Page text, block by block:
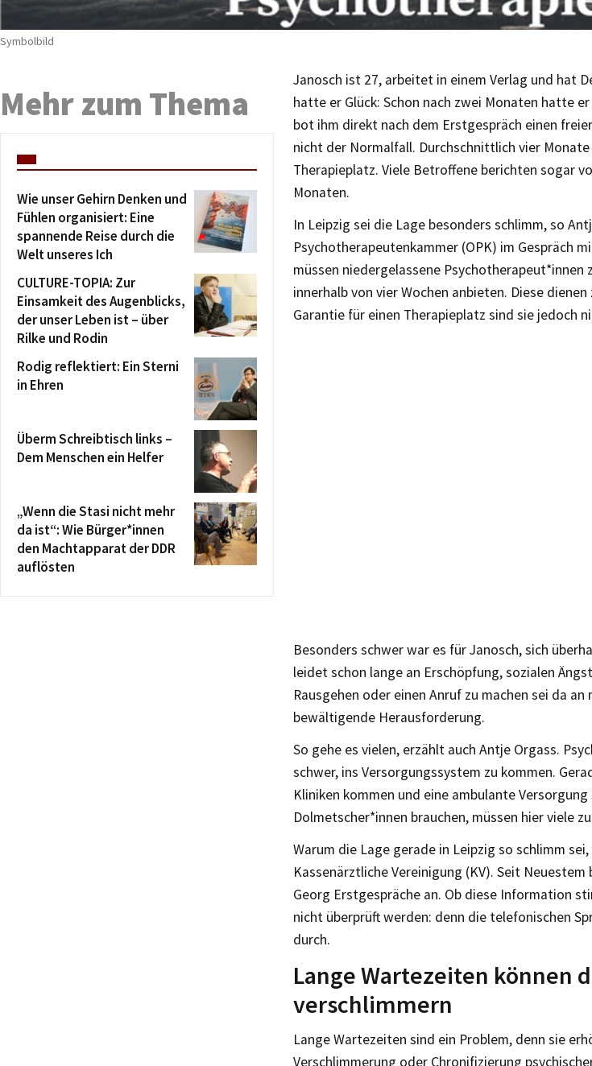
Symbolbild
Janosch ist 27, arbeitet in einem Verlag und hat
hatte er Glück: Schon nach zwei Monaten hatte
bot ihm direkt nach dem Erstgespräch einen
nicht der Normalfall. Durchschnittlich vier
Therapieplatz. Viele Betroffene berichten sogar
Monaten.
In Leipzig sei die Lage besonders schlimm, so
Psychotherapeutenkammer (OPK) im Gespräch
müssen niedergelassene
innerhalb von vier Wochen anbieten. Diese
Garantie für einen Therapieplatz sind sie jedoch
Besonders schwer war es für Janosch, sich
leidet schon lange an Erschöpfung, sozialen
Rausgehen oder einen Anruf zu machen sei da
bewältigende Herausforderung.
So gehe es vielen, erzählt auch Antje Orgass.
schwer, ins Versorgungssystem zu kommen.
Kliniken kommen und eine ambulante
Dolmetscher*innen brauchen, müssen hier viele
Warum die Lage gerade in Leipzig so schlimm
Kassenärztliche Vereinigung (KV). Seit
Georg Erstgespräche an. Ob diese Information
nicht überprüft werden: denn die telefonischen
durch.
Lange Wartezeiten können
verschlimmern
Lange Wartezeiten sind ein Problem, denn sie
Verschlimmerung oder Chronifizierung
Mehr zum Thema
Wie unser Gehirn Denken und
Fühlen organisiert: Eine
spannende Reise durch die
Welt unseres Ich
CULTURE-TOPIA: Zur
Einsamkeit des Augenblicks,
der unser Leben ist – über
Rilke und Rodin
Rodig reflektiert: Ein Sterni
in Ehren
Überm Schreibtisch links –
Dem Menschen ein Helfer
„Wenn die Stasi nicht mehr
da ist“: Wie Bürger*innen
den Machtapparat der DDR
auflösten